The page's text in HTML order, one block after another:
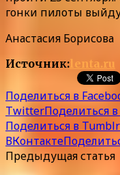
гонки пилоты
Анастасия Борисова
Источник:lenta.ru
Поделиться в
TwitterПоделиться
Поделиться в Tumblr
ВКонтакте
Предыдущая статья